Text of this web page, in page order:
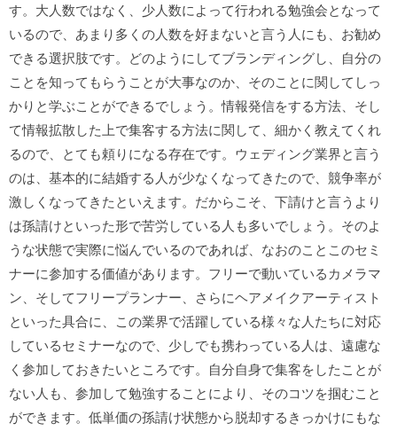
す。大人数ではなく、少人数によって行われる勉強会となって
いるので、あまり多くの人数を好まないと言う人にも、お勧め
できる選択肢です。どのようにしてブランディングし、自分の
ことを知ってもらうことが大事なのか、そのことに関してしっ
かりと学ぶことができるでしょう。情報発信をする方法、そし
て情報拡散した上で集客する方法に関して、細かく教えてくれ
るので、とても頼りになる存在です。ウェディング業界と言う
のは、基本的に結婚する人が少なくなってきたので、競争率が
激しくなってきたといえます。だからこそ、下請けと言うより
は孫請けといった形で苦労している人も多いでしょう。そのよ
うな状態で実際に悩んでいるのであれば、なおのことこのセミ
ナーに参加する価値があります。フリーで動いているカメラマ
ン、そしてフリープランナー、さらにヘアメイクアーティスト
といった具合に、この業界で活躍している様々な人たちに対応
しているセミナーなので、少しでも携わっている人は、遠慮な
く参加しておきたいところです。自分自身で集客をしたことが
ない人も、参加して勉強することにより、そのコツを掴むこと
ができます。低単価の孫請け状態から脱却するきっかけにもな